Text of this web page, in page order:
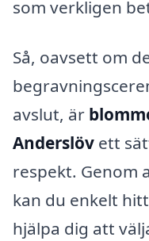
som verkligen
Så, oavsett om
avslut, är
Anderslöv ett
respekt. Genom
kan du enkelt
hjälpa dig att